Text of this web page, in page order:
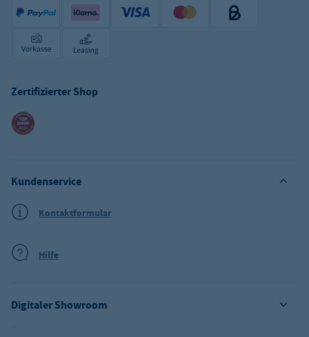
Zertifizierter Shop
Digitaler Showroom
Kundenservice
Kontaktformular
Hilfe